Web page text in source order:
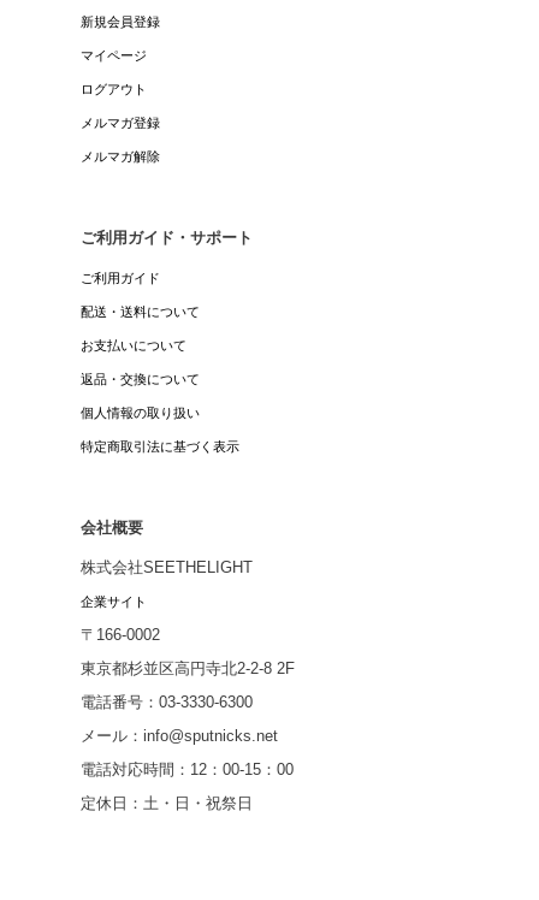
新規会員登録
マイページ
ログアウト
メルマガ登録
メルマガ解除
ご利用ガイド・サポート
ご利用ガイド
配送・送料について
お支払いについて
返品・交換について
個人情報の取り扱い
特定商取引法に基づく表示
会社概要
株式会社SEETHELIGHT
企業サイト
〒166-0002
東京都杉並区高円寺北2-2-8 2F
電話番号：03-3330-6300
メール：info@sputnicks.net
電話対応時間：12：00-15：00
定休日：土・日・祝祭日